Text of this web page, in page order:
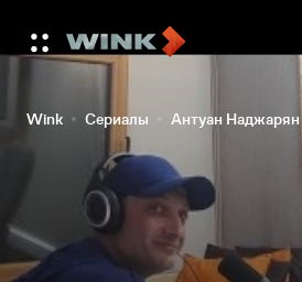
Wink Сериалы Антуан Наджарян